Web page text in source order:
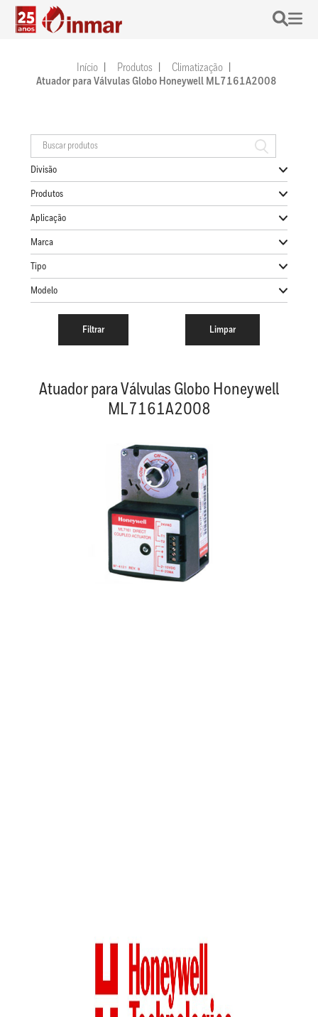
Início Produtos
Climatização
Atuador para Válvulas Globo Honeywell ML7161A2008
Divisão
Produtos
Aplicação
Marca
Tipo
Modelo
Atuador para Válvulas Globo Honeywell
ML7161A2008